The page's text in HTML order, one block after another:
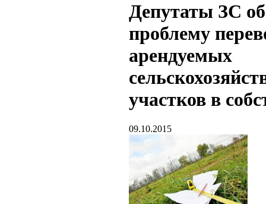
Депутаты ЗС
проблему
арендуемых
участков в
09.10.2015